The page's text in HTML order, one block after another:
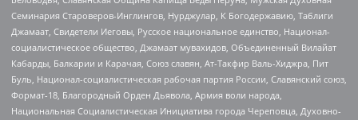
Семинария Староверов-Инглингов, Нурджулар, К Богодержавию, Таблиги
Джамаат, Свидетели Иеговы, Русское национальное единство, Национал-
социалистическое общество, Джамаат мувахидов, Объединенный Вилайат
Кабарды, Балкарии и Карачая, Союз славян, Ат-Такфир Валь-Хиджра, Пит
Буль, Национал-социалистическая рабочая партия России, Славянский союз,
Формат-18, Благородный Орден Дьявола, Армия воли народа,
Национальная Социалистическая Инициатива города Череповца, Духовно-